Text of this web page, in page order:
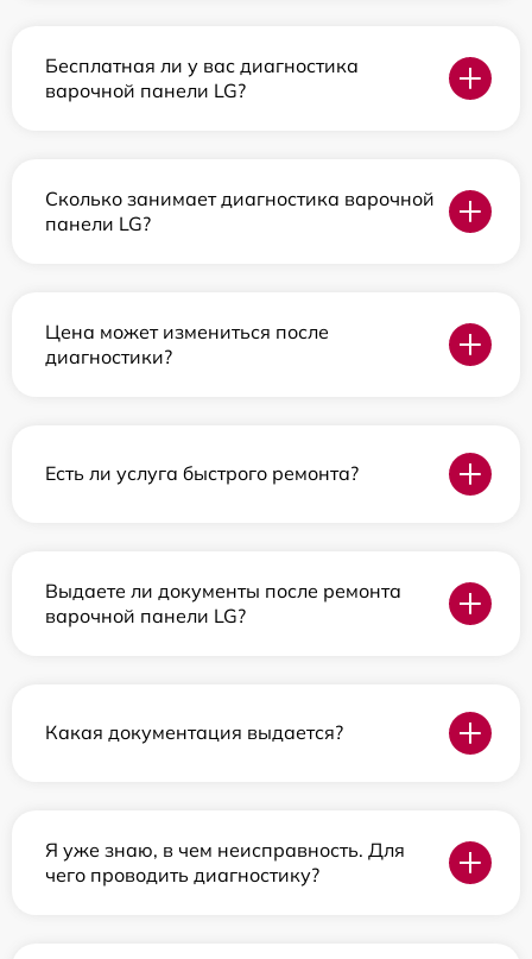
Бесплатная ли у вас диагностика
варочной панели LG?
Сколько занимает диагностика варочной
панели LG?
Цена может измениться после
диагностики?
Есть ли услуга быстрого ремонта?
Выдаете ли документы после ремонта
варочной панели LG?
Какая документация выдается?
Я уже знаю, в чем неисправность. Для
чего проводить диагностику?